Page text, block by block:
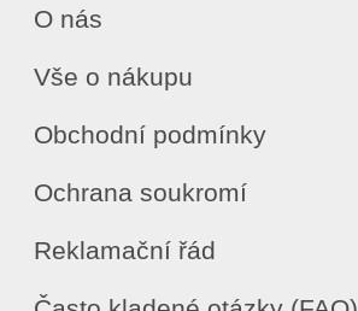
O nás
Vše o nákupu
Obchodní podmínky
Ochrana soukromí
Reklamační řád